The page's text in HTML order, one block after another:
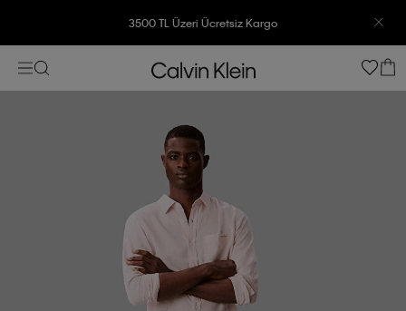
3500 TL Üzeri Ücretsiz Kargo
7500 TL Ve Üzeri Alışverişlerinizde 6 Taksit İmkanı